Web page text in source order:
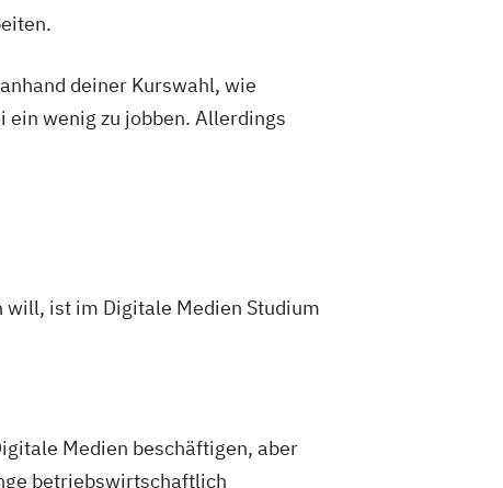
deiner Kurswahl, wie
ein wenig zu jobben. Allerdings
will, ist im Digitale Medien Studium
Medien beschäftigen, aber
betriebswirtschaftlich